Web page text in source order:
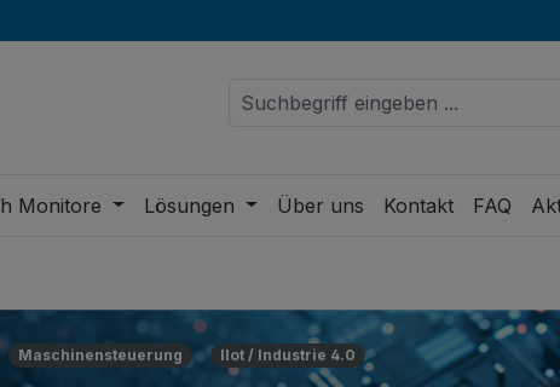
Monitore Lösungen Über uns Kontakt FAQ
Maschinensteuerung IIot / Industrie 4.0